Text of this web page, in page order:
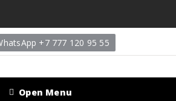
+7 777 120 95 55
Open Menu